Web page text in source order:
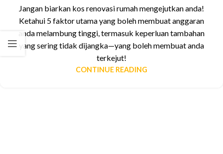
Jangan biarkan kos renovasi rumah mengejutkan anda!
Ketahui 5 faktor utama yang boleh membuat anggaran
anda melambung tinggi, termasuk keperluan tambahan
yang sering tidak dijangka—yang boleh membuat anda
terkejut!
CONTINUE READING